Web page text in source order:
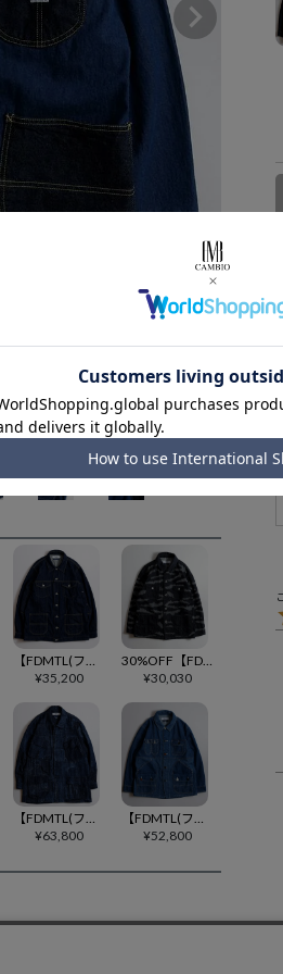
¥35,200
¥30,030
¥63,800
¥52,800